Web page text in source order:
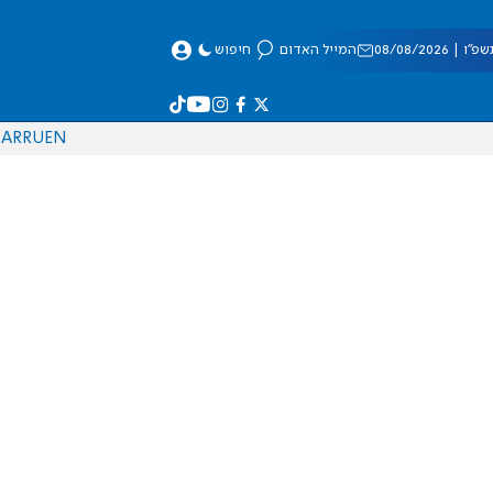
08/2026 המייל האדום חיפוש
EN
RU
AR